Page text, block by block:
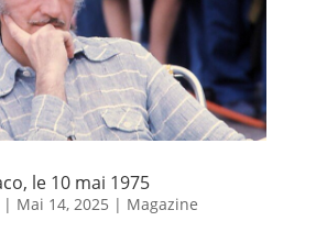
le 10 mai 1975
| Mai 14, 2025 | Magazine